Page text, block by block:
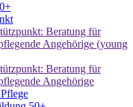
Beratung für
Angehörige (young
Beratung für
Angehörige